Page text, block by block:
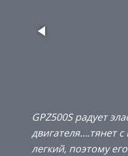
GPZ500S радует
двигателя….тянет
легкий, поэтому